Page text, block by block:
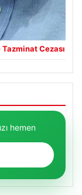
Cezası
hemen